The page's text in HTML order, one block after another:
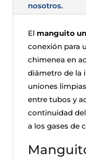
nosotros.
El manguito
conexión para
chimenea en
diámetro de la
uniones
entre tubos y
continuidad
a los gases de